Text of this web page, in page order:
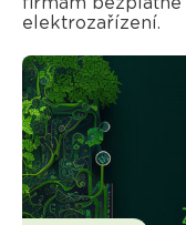
elektrozařízení.